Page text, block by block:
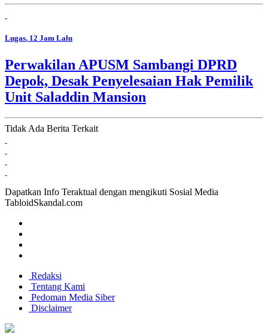
Lugas, 12 Jam Lalu
Perwakilan APUSM Sambangi DPRD
Depok, Desak Penyelesaian Hak Pemilik
Unit Saladdin Mansion
Tidak Ada Berita Terkait
Dapatkan Info Teraktual dengan mengikuti Sosial Media
TabloidSkandal.com
Redaksi
Tentang Kami
Pedoman Media Siber
Disclaimer